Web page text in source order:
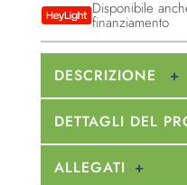
Disponibile
finanziamento
DESCRIZIONE
DETTAGLI DEL
ALLEGATI